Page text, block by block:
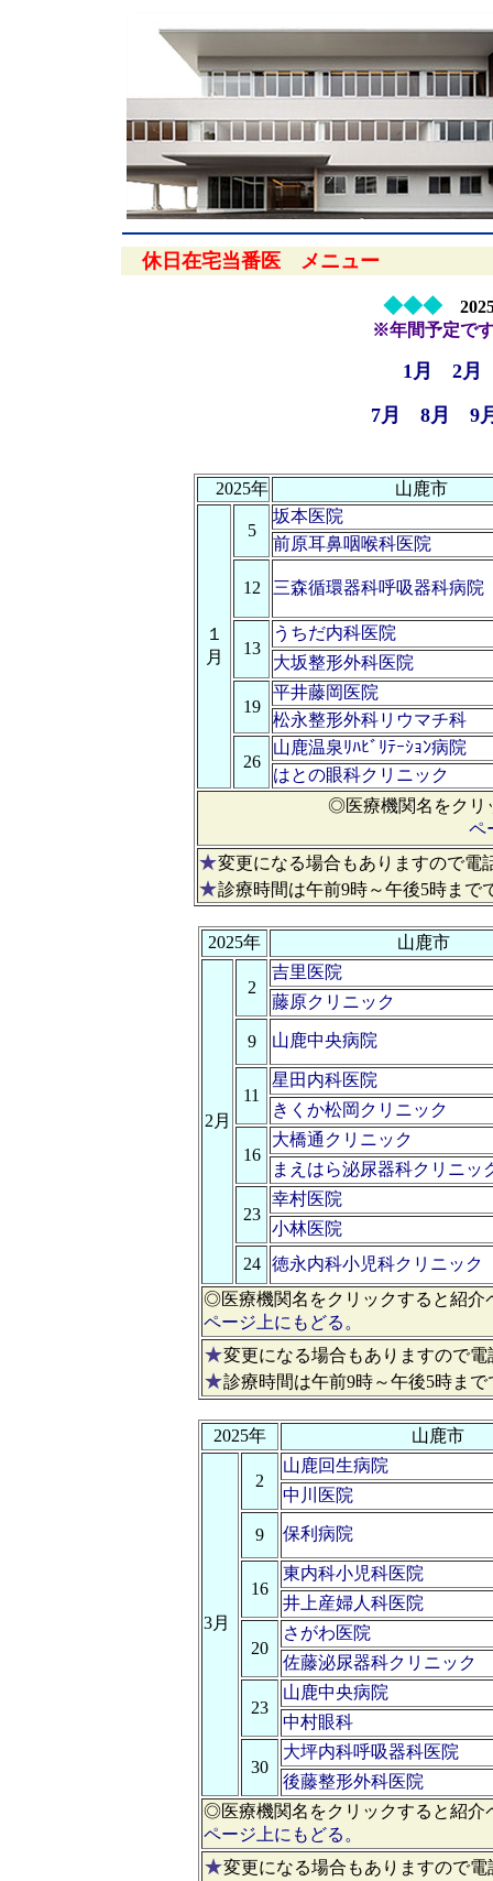
休日在宅当番医 メニュー
◆◆◆2025
※年間予定で
1月
2月
7月
8月 9
2025年 山鹿市
１
月
5
坂本医院
前原耳鼻咽喉科医院
12 三森循環器科呼吸器科病院
13
うちだ内科医院
大坂整形外科医院
19
平井藤岡医院
松永整形外科リウマチ科
26
山鹿温泉ﾘﾊﾋﾞﾘﾃｰｼｮﾝ病院
はとの眼科クリニック
◎医療機関名をクリ
ペ
★変更になる場合もありますので電
★診療時間は午前9時～午後5時まで
2025年 山鹿市
2月
2
吉里医院
藤原クリニック
9 山鹿中央病院
11
星田内科医院
きくか松岡クリニック
16
大橋通クリニック
まえはら泌尿器科クリニッ
23
幸村医院
小林医院
24
徳永内科小児科クリニック
◎医療機関名をクリックすると紹介
ページ上にもどる。
★変更になる場合もありますので
★診療時間は午前9時～午後5時まで
2025年 山鹿市
3月
2
山鹿回生病院
中川医院
9 保利病院
16
東内科小児科医院
井上産婦人科医院
20
さがわ医院
佐藤泌尿器科クリニック
23
山鹿中央病院
中村眼科
30
大坪内科呼吸器科医院
後藤整形外科医院
◎医療機関名をクリックすると紹介
ページ上にもどる。
★変更になる場合もありますので